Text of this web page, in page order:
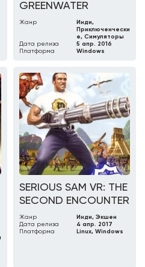
GREENWATER
Жанр
Инди,
Приключенчески
е, Симуляторы
Дата релиза
5 апр. 2016
Платформа
Windows
SERIOUS SAM VR: THE
SECOND ENCOUNTER
Жанр
Инди, Экшен
Дата релиза
4 апр. 2017
Платформа
Linux, Windows